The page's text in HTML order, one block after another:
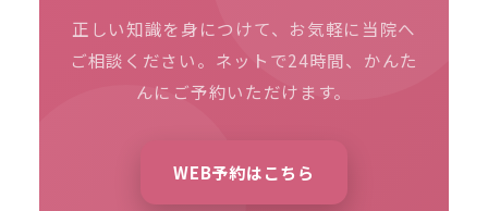
正しい知識を身につけて、お気軽に当院へ
ご相談ください。ネットで24時間、かんた
んにご予約いただけます。
WEB予約はこちら